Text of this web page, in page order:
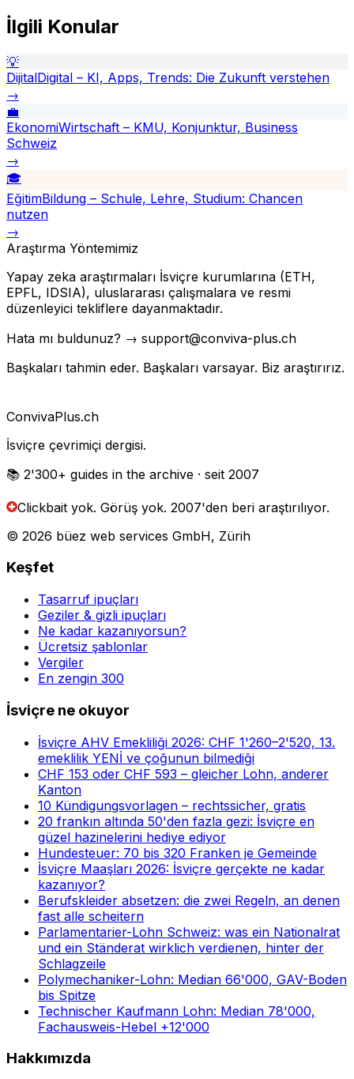
İlgili Konular
💡
DijitalDigital – KI, Apps, Trends: Die Zukunft verstehen
→
💼
EkonomiWirtschaft – KMU, Konjunktur, Business
Schweiz
→
🎓
EğitimBildung – Schule, Lehre, Studium: Chancen
nutzen
→
Araştırma Yöntemimiz
Yapay zeka araştırmaları İsviçre kurumlarına (ETH,
EPFL, IDSIA), uluslararası çalışmalara ve resmi
düzenleyici tekliflere dayanmaktadır.
Hata mı buldunuz? → support@conviva-plus.ch
Başkaları tahmin eder. Başkaları varsayar. Biz araştırırız.
ConvivaPlus.ch
İsviçre çevrimiçi dergisi.
📚 2'300+ guides in the archive · seit 2007
Clickbait yok. Görüş yok. 2007'den beri araştırılıyor.
© 2026 büez web services GmbH, Zürih
Keşfet
Tasarruf ipuçları
Geziler & gizli ipuçları
Ne kadar kazanıyorsun?
Ücretsiz şablonlar
Vergiler
En zengin 300
İsviçre ne okuyor
İsviçre AHV Emekliliği 2026: CHF 1'260–2'520, 13.
emeklilik YENİ ve çoğunun bilmediği
CHF 153 oder CHF 593 – gleicher Lohn, anderer
Kanton
10 Kündigungsvorlagen – rechtssicher, gratis
20 frankın altında 50'den fazla gezi: İsviçre en
güzel hazinelerini hediye ediyor
Hundesteuer: 70 bis 320 Franken je Gemeinde
İsviçre Maaşları 2026: İsviçre gerçekte ne kadar
kazanıyor?
Berufskleider absetzen: die zwei Regeln, an denen
fast alle scheitern
Parlamentarier-Lohn Schweiz: was ein Nationalrat
und ein Ständerat wirklich verdienen, hinter der
Schlagzeile
Polymechaniker-Lohn: Median 66'000, GAV-Boden
bis Spitze
Technischer Kaufmann Lohn: Median 78'000,
Fachausweis-Hebel +12'000
Hakkımızda